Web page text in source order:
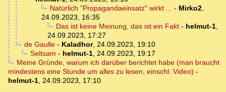
Natürlich "Propagandaeinsatz" wirkt ...
- Mirko2,
24.09.2023, 16:35
Das ist keine Meinung, das ist ein Fakt- helmut-1,
24.09.2023, 17:27
de Gaulle- Kaladhor, 24.09.2023, 19:10
Seltsam - helmut-1, 24.09.2023, 19:17
Meine Gründe, warum ich darüber berichtet habe (man braucht
mindestens eine Stunde um alles zu lesen, einschl. Video) -
helmut-1 24.09.2023, 17:10